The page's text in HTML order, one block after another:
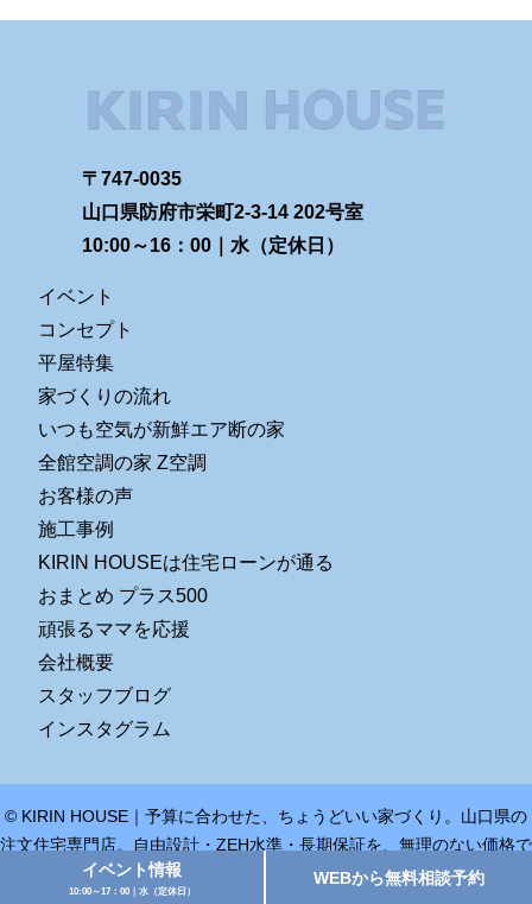
〒747-0035
山口県防府市栄町2-3-14 202号室
10:00～16：00｜水（定休日）
イベント
コンセプト
平屋特集
家づくりの流れ
いつも空気が新鮮エア断の家
全館空調の家 Z空調
お客様の声
施工事例
KIRIN HOUSEは住宅ローンが通る
おまとめ プラス500
頑張るママを応援
会社概要
スタッフブログ
インスタグラム
イベント情報
10:00～17：00｜水（定休日）
WEBから無料相談予約
© KIRIN HOUSE｜予算に合わせた、ちょうどいい家づくり。山口県の
注文住宅専門店。自由設計・ZEH水準・長期保証を、無理のない価格で
ご提案します。 All Rights Reserved.